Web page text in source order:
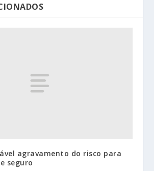
agravamento do risco para
seguro